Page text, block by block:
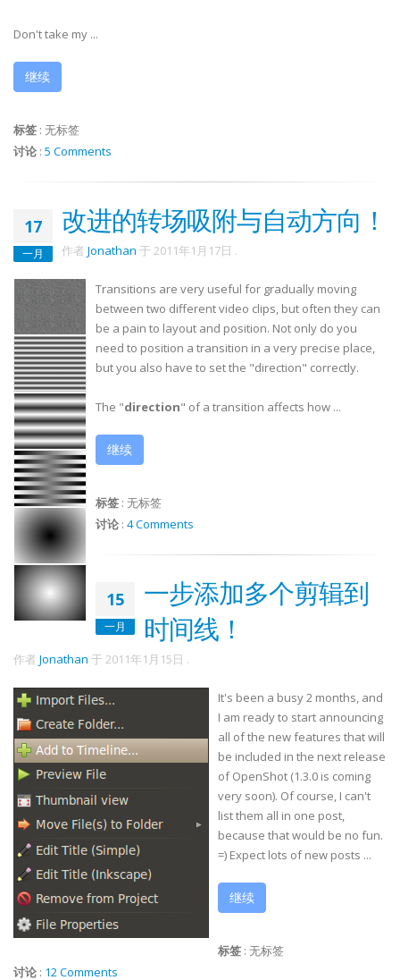
Don't take my ...
继续
标签 : 无标签
讨论 : 5 Comments
17
一月
改进的转场吸附与自动方向！
作者 Jonathan 于 2011年1月17日 .
Transitions are very useful for gradually moving
between two different video clips, but often they can
be a pain to layout and position. Not only do you
need to position a transition in a very precise place,
but you also have to set the "direction" correctly.
The "direction" of a transition affects how ...
继续
标签 : 无标签
讨论 : 4 Comments
15
一月
一步添加多个剪辑到
时间线！
作者 Jonathan 于 2011年1月15日 .
It's been a busy 2 months, and
I am ready to start announcing
all of the new features that will
be included in the next release
of OpenShot (1.3.0 is coming
very soon). Of course, I can't
list them all in one post,
because that would be no fun.
=) Expect lots of new posts ...
继续
标签 : 无标签
讨论 : 12 Comments